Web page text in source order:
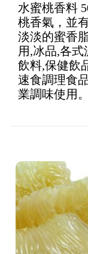
水蜜桃香料
桃香氣，並
淡淡的蜜香
用,冰品,各
飲料,保健飲
速食調理食
業調味使用。